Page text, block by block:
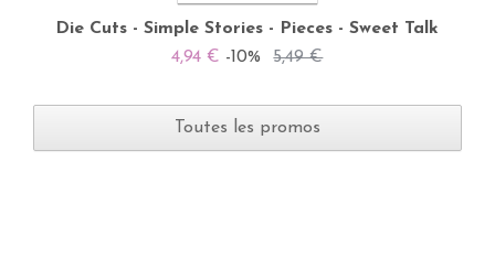
Die Cuts - Simple Stories - Pieces - Sweet Talk
4,94 € -10% 5,49 €
Toutes les promos